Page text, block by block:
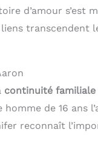
d’amour s’est
transcendent
continuité familiale
de 16 ans
reconnaît